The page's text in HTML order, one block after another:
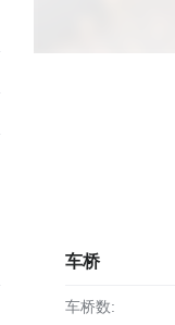
车桥
车桥数: